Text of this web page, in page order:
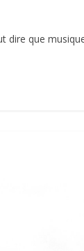
dire que